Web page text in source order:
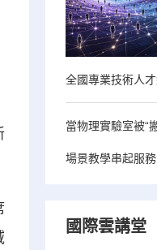
全國專業技術人
當物理實驗室被“
場景教學串起服
國際雲講堂